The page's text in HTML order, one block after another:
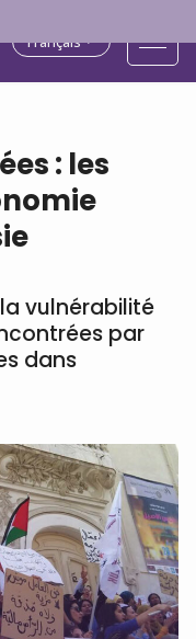
Français
: les
vulnérabilité
par
dans